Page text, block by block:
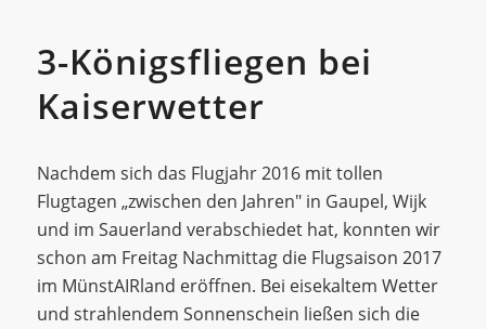
3-Königsfliegen bei
Kaiserwetter
Nachdem sich das Flugjahr 2016 mit tollen
Flugtagen „zwischen den Jahren" in Gaupel, Wijk
und im Sauerland verabschiedet hat, konnten wir
schon am Freitag Nachmittag die Flugsaison 2017
im MünstAIRland eröffnen. Bei eisekaltem Wetter
und strahlendem Sonnenschein ließen sich die